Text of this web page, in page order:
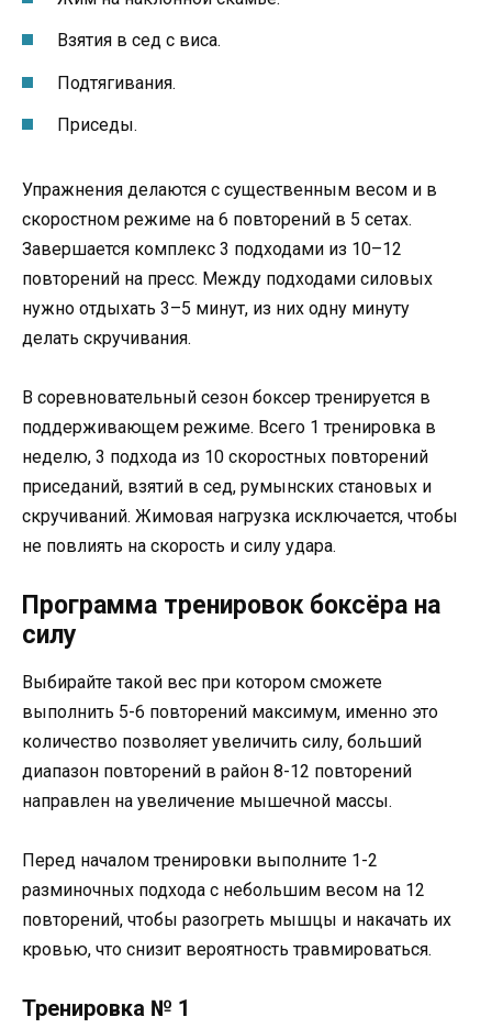
Взятия в сед с виса.
Подтягивания.
Приседы.
Упражнения делаются с существенным весом и в
скоростном режиме на 6 повторений в 5 сетах.
Завершается комплекс 3 подходами из 10–12
повторений на пресс. Между подходами силовых
нужно отдыхать 3–5 минут, из них одну минуту
делать скручивания.
В соревновательный сезон боксер тренируется в
поддерживающем режиме. Всего 1 тренировка в
неделю, 3 подхода из 10 скоростных повторений
приседаний, взятий в сед, румынских становых и
скручиваний. Жимовая нагрузка исключается, чтобы
не повлиять на скорость и силу удара.
Программа тренировок боксёра на
силу
Выбирайте такой вес при котором сможете
выполнить 5-6 повторений максимум, именно это
количество позволяет увеличить силу, больший
диапазон повторений в район 8-12 повторений
направлен на увеличение мышечной массы.
Перед началом тренировки выполните 1-2
разминочных подхода с небольшим весом на 12
повторений, чтобы разогреть мышцы и накачать их
кровью, что снизит вероятность травмироваться.
Тренировка № 1